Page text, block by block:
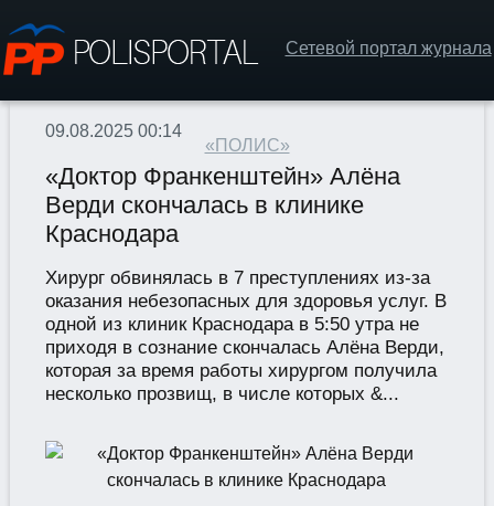
Сетевой портал журнала
«ПОЛИС»
09.08.2025 00:14
«Доктор Франкенштейн» Алёна
Верди скончалась в клинике
Краснодара
Хирург обвинялась в 7 преступлениях из-за
оказания небезопасных для здоровья услуг. В
одной из клиник Краснодара в 5:50 утра не
приходя в сознание скончалась Алёна Верди,
которая за время работы хирургом получила
несколько прозвищ, в числе которых &...